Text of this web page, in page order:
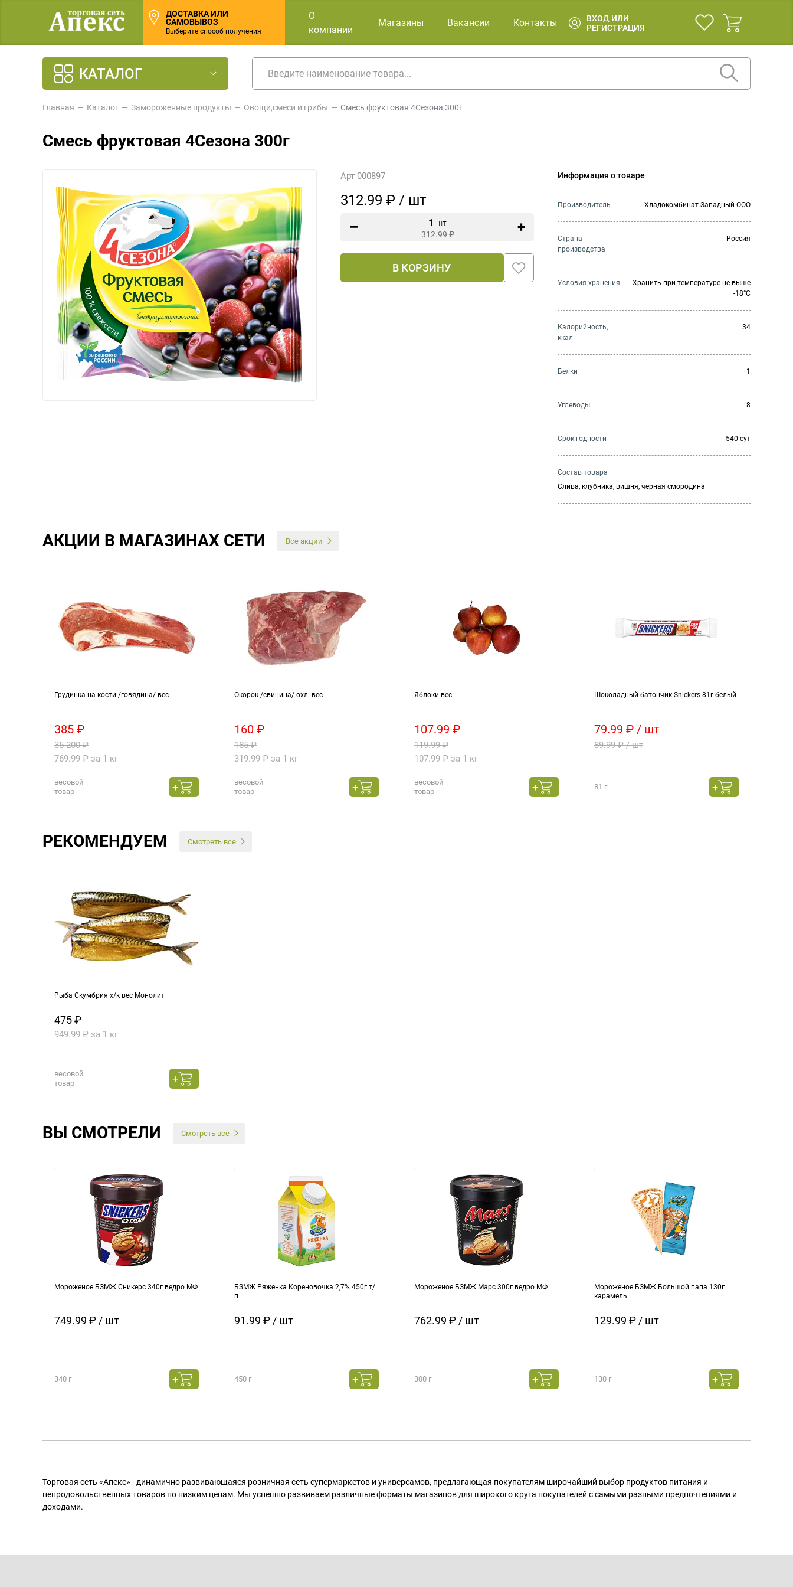
ДОСТАВКА ИЛИ
САМОВЫВОЗ
Выберите способ получения
О
компании
Магазины Вакансии Контакты
ВХОД ИЛИ
РЕГИСТРАЦИЯ
КАТАЛОГ
Главная Каталог Замороженные продукты Овощи,смеси и грибы Смесь фруктовая 4Сезона 300г
Смесь фруктовая 4Сезона 300г
Арт 000897
312.99 ₽ / шт
1 шт
312.99 ₽
В КОРЗИНУ
Информация о товаре
Производитель Хладокомбинат Западный ООО
Страна
производства
Россия
Условия хранения
Хранить при температуре не выше
-18°C
Калорийность,
ккал
34
Белки 1
Углеводы 8
Cрок годности 540 сут
Состав товара
Слива, клубника, вишня, черная смородина
АКЦИИ В МАГАЗИНАХ СЕТИ Все акции
Грудинка на кости /говядина/ вес
385 ₽
35 200 ₽
769.99 ₽ за 1 кг
весовой
товар
Окорок /свинина/ охл. вес
160 ₽
185 ₽
319.99 ₽ за 1 кг
весовой
товар
Яблоки вес
107.99 ₽
119.99 ₽
107.99 ₽ за 1 кг
весовой
товар
Шоколадный батончик Snickers 81г белый
79.99 ₽ / шт
89.99 ₽ / шт
81 г
РЕКОМЕНДУЕМ Смотреть все
Рыба Скумбрия х/к вес Монолит
475 ₽
949.99 ₽ за 1 кг
весовой
товар
ВЫ СМОТРЕЛИ Смотреть все
Мороженое БЗМЖ Сникерс 340г ведро МФ
749.99 ₽ / шт
340 г
БЗМЖ Ряженка Кореновочка 2,7% 450г т/
п
91.99 ₽ / шт
450 г
Мороженое БЗМЖ Марс 300г ведро МФ
762.99 ₽ / шт
300 г
Мороженое БЗМЖ Большой папа 130г
карамель
129.99 ₽ / шт
130 г
Торговая сеть «Апекс» - динамично развивающаяся розничная сеть супермаркетов и универсамов, предлагающая покупателям широчайший выбор продуктов питания и
непродовольственных товаров по низким ценам. Мы успешно развиваем различные форматы магазинов для широкого круга покупателей с самыми разными предпочтениями и
доходами.